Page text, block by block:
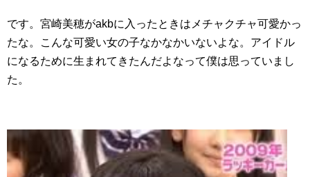
です。宮崎美穂がakbに入ったときはメチャクチャ可愛かっ
たな。こんな可愛い女の子なかなかいないよな。アイドル
になるために生まれてきたんだよなって僕は思っていまし
た。